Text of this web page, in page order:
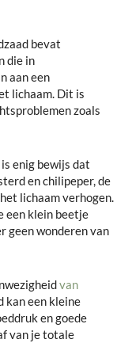
bevat
die in
aan een
lichaam. Dit is
zoals
is enig bewijs dat
en chilipeper, de
lichaam verhogen.
een klein beetje
geen wonderen van
van
kan een kleine
en goede
van je totale